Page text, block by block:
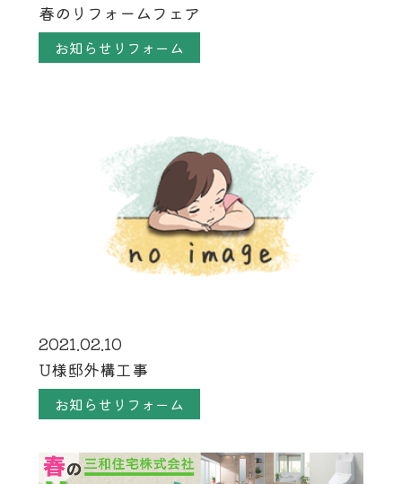
春のリフォームフェア
お知らせリフォーム
2021.02.10
U様邸外構工事
お知らせリフォーム